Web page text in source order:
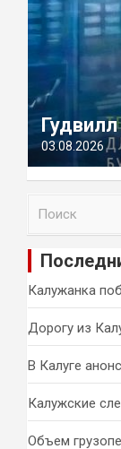
03.08.2026
и
Калужанка
Дорогу из
В Калуге
Калужские
Объем